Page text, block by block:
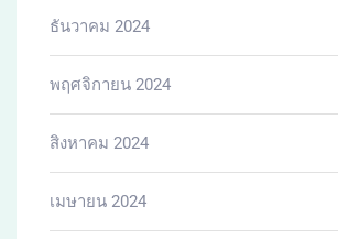
ธันวาคม 2024
พฤศจิกายน 2024
สิงหาคม 2024
เมษายน 2024